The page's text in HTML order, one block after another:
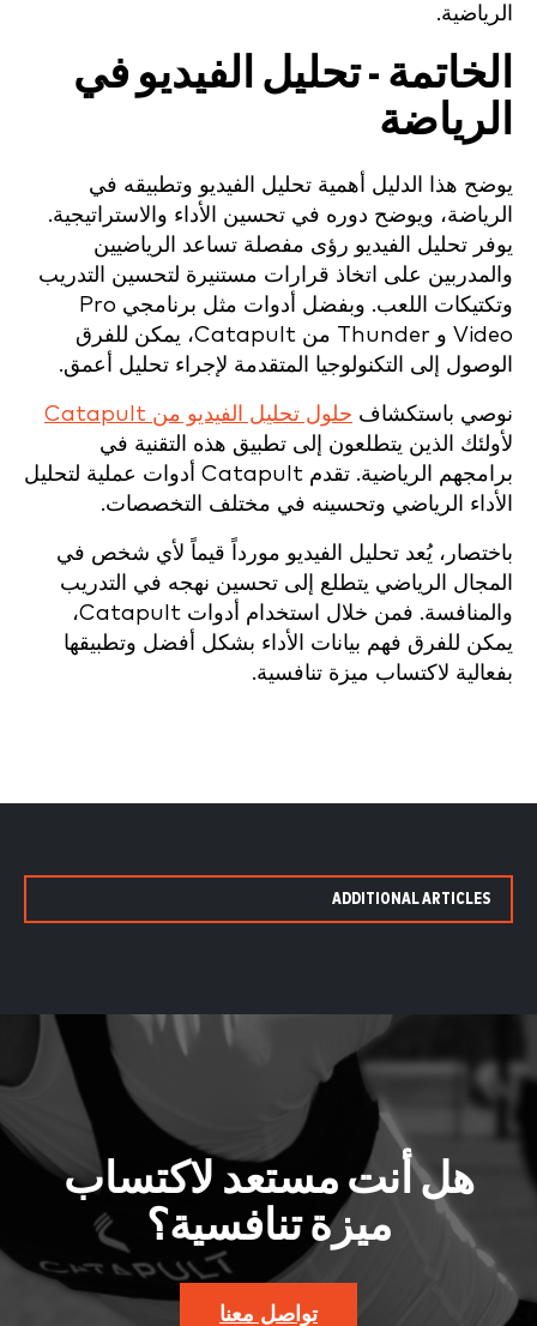
الرياضية.
الخاتمة - تحليل الفيديو في
الرياضة
يوضح هذا الدليل أهمية تحليل الفيديو وتطبيقه في
الرياضة، ويوضح دوره في تحسين الأداء والاستراتيجية.
يوفر تحليل الفيديو رؤى مفصلة تساعد الرياضيين
والمدربين على اتخاذ قرارات مستنيرة لتحسين التدريب
وتكتيكات اللعب. وبفضل أدوات مثل برنامجي Pro
Video و Thunder من Catapult، يمكن للفرق
الوصول إلى التكنولوجيا المتقدمة لإجراء تحليل أعمق.
نوصي باستكشاف حلول تحليل الفيديو من Catapult
لأولئك الذين يتطلعون إلى تطبيق هذه التقنية في
برامجهم الرياضية. تقدم Catapult أدوات عملية لتحليل
الأداء الرياضي وتحسينه في مختلف التخصصات.
باختصار، يُعد تحليل الفيديو مورداً قيماً لأي شخص في
المجال الرياضي يتطلع إلى تحسين نهجه في التدريب
والمنافسة. فمن خلال استخدام أدوات Catapult،
يمكن للفرق فهم بيانات الأداء بشكل أفضل وتطبيقها
بفعالية لاكتساب ميزة تنافسية.
ADDITIONAL ARTICLES
هل أنت مستعد لاكتساب
ميزة تنافسية؟
تواصل معنا